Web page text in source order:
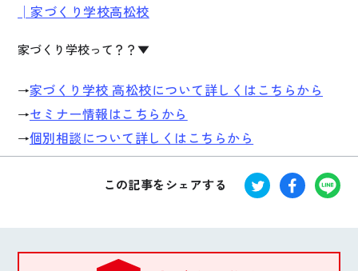
│家づくり学校高松校
家づくり学校って？？▼
→家づくり学校 高松校について詳しくはこちらから
→セミナー情報はこちらから
→個別相談について詳しくはこちらから
この記事をシェアする